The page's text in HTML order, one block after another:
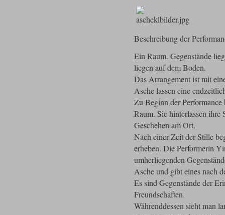
Beschreibung der
Ein Raum. Gegenstände
liegen auf dem Boden.
Das Arrangement ist mit
Asche lassen eine
Zu Beginn der Performance
Raum. Sie hinterlassen ihre
Geschehen am Ort.
Nach einer Zeit der Stille
erheben. Die Performerin
umherliegenden
Asche und gibt eines nach
Es sind Gegenstände der
Freundschaften.
Währenddessen sieht man